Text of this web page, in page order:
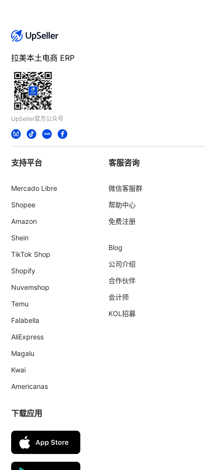
拉美本土电商 ERP
UpSeller官方公众号
支持平台
Mercado Libre
Shopee
Amazon
Shein
TikTok Shop
Shopify
Nuvemshop
Temu
Falabella
AliExpress
Magalu
Kwai
Americanas
客服咨询
微信客服群
帮助中心
免费注册
Blog
公司介绍
合作伙伴
会计师
KOL招募
下载应用